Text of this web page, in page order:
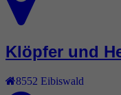
Klöpfer und
8552 Eibiswald